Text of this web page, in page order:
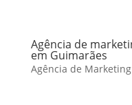
Agência de
em Guimarães
Agência de